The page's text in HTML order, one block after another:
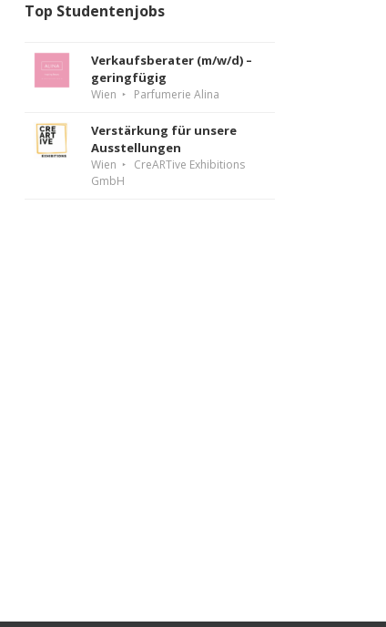
Top Studentenjobs
Verkaufsberater (m/w/d) –
geringfügig
Wien Parfumerie Alina
Verstärkung für unsere
Ausstellungen
Wien
CreARTive Exhibitions
GmbH